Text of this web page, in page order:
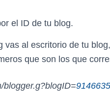
el ID de tu blog.
vas al escritorio de tu
que son los que
blogger.g?blogID=